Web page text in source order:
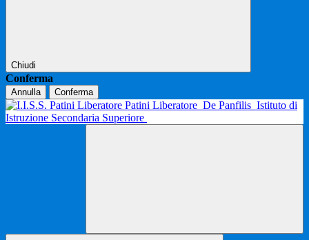
Chiudi
Conferma
Annulla Conferma
Patini Liberatore De Panfilis Istituto di
Istruzione Secondaria Superiore